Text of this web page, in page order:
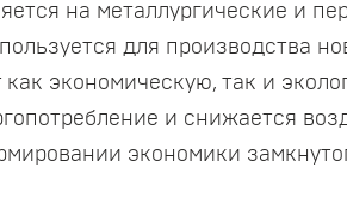
на металлургические и
для производства
экономическую, так и
и снижается
экономики